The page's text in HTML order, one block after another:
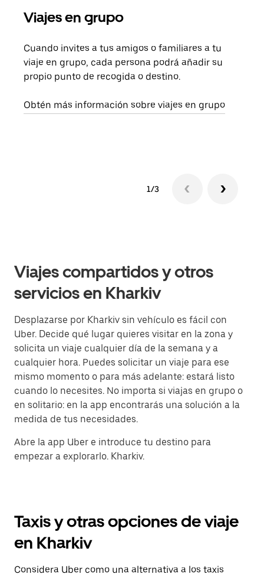
Viajes en grupo
Cuando invites a tus amigos o familiares a tu
viaje en grupo, cada persona podrá añadir su
propio punto de recogida o destino.
Obtén más información sobre viajes en grupo
1/3
Viajes compartidos y otros
servicios en Kharkiv
Desplazarse por Kharkiv sin vehículo es fácil con
Uber. Decide qué lugar quieres visitar en la zona y
solicita un viaje cualquier día de la semana y a
cualquier hora. Puedes solicitar un viaje para ese
mismo momento o para más adelante: estará listo
cuando lo necesites. No importa si viajas en grupo o
en solitario: en la app encontrarás una solución a la
medida de tus necesidades.
Abre la app Uber e introduce tu destino para
empezar a explorarlo. Kharkiv.
Taxis y otras opciones de viaje
en Kharkiv
Considera Uber como una alternativa a los taxis